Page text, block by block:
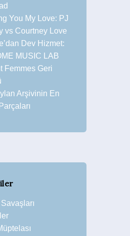
You My Love: PJ
vs Courtney Love
Dev Hizmet:
MUSIC LAB
Femmes Geri
Arşivinin En